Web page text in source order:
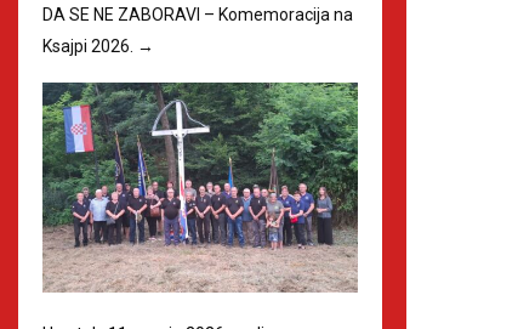
DA SE NE ZABORAVI – Komemoracija na
Ksajpi 2026. →